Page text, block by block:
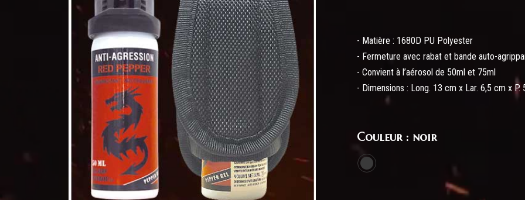
- Matière : 1680D PU Polyester
- Fermeture avec rabat et bande auto-
- Convient à l’aérosol de 50ml et 75ml
- Dimensions : Long. 13 cm x Lar. 6,5 cm x P.
Couleur : noir